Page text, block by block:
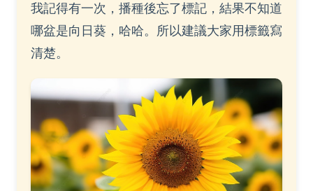
我記得有一次，播種後忘了標記，結果不知道
哪盆是向日葵，哈哈。所以建議大家用標籤寫
清楚。